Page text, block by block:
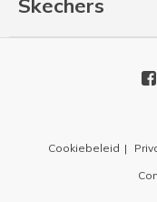
Skechers
Cookiebeleid